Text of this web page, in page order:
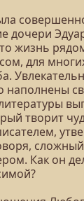
дочери
жизнь
для
наполнены
творит
Как он